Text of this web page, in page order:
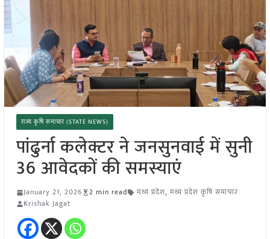
राज्य कृषि समाचार (STATE NEWS)
पांढुर्ना कलेक्टर ने जनसुनवाई में सुनी
36 आवेदकों की समस्याएं
January 21, 2026 2 min read मध्य प्रदेश, मध्य प्रदेश कृषि समाचार
Krishak Jagat